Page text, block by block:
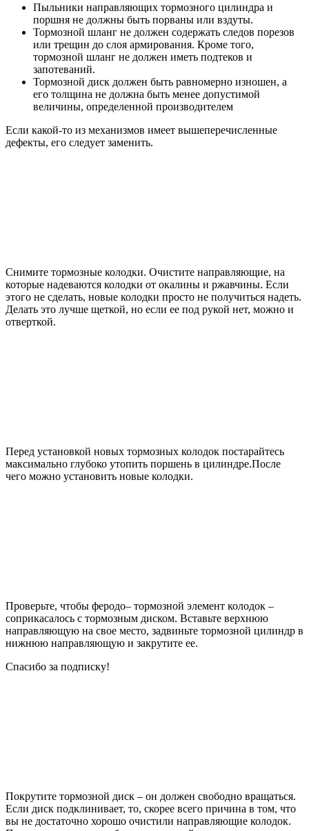
Пыльники направляющих тормозного цилиндра и
поршня не должны быть порваны или вздуты.
Тормозной шланг не должен содержать следов порезов
или трещин до слоя армирования. Кроме того,
тормозной шланг не должен иметь подтеков и
запотеваний.
Тормозной диск должен быть равномерно изношен, а
его толщина не должна быть менее допустимой
величины, определенной производителем
Если какой-то из механизмов имеет вышеперечисленные
дефекты, его следует заменить.
Снимите тормозные колодки. Очистите направляющие, на
которые надеваются колодки от окалины и ржавчины. Если
этого не сделать, новые колодки просто не получиться надеть.
Делать это лучше щеткой, но если ее под рукой нет, можно и
отверткой.
Перед установкой новых тормозных колодок постарайтесь
максимально глубоко утопить поршень в цилиндре.После
чего можно установить новые колодки.
Проверьте, чтобы феродо– тормозной элемент колодок –
соприкасалось с тормозным диском. Вставьте верхнюю
направляющую на свое место, задвиньте тормозной цилиндр в
нижнюю направляющую и закрутите ее.
Спасибо за подписку!
Покрутите тормозной диск – он должен свободно вращаться.
Если диск подклинивает, то, скорее всего причина в том, что
вы не достаточно хорошо очистили направляющие колодок.